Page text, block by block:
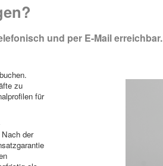
und per E-Mail erreichbar.
zu
für
der